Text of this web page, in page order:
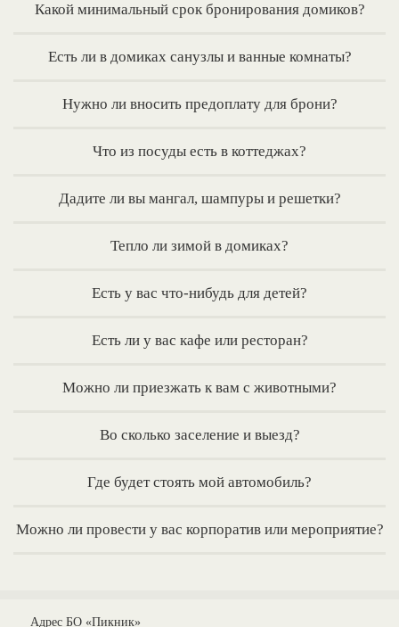
Какой минимальный срок бронирования домиков?
Есть ли в домиках санузлы и ванные комнаты?
Нужно ли вносить предоплату для брони?
Что из посуды есть в коттеджах?
Дадите ли вы мангал, шампуры и решетки?
Тепло ли зимой в домиках?
Есть у вас что-нибудь для детей?
Есть ли у вас кафе или ресторан?
Можно ли приезжать к вам с животными?
Во сколько заселение и выезд?
Где будет стоять мой автомобиль?
Можно ли провести у вас корпоратив или мероприятие?
Адрес БО «Пикник»